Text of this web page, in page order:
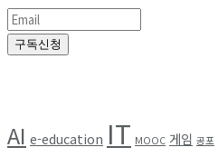
구독신청
AI e-education IT MOOC 게임 공포